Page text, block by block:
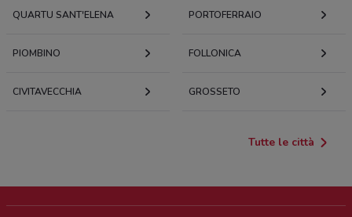
QUARTU SANT'ELENA PORTOFERRAIO
PIOMBINO FOLLONICA
CIVITAVECCHIA GROSSETO
Tutte le città